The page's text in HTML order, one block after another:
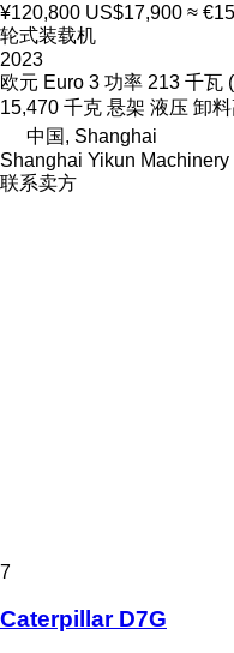
¥120,800 US$17,900 ≈
轮式装载机
2023
欧元 Euro 3 功率 213 千瓦
15,470 千克 悬架 液压 卸
中国, Shanghai
Shanghai Yikun Machinery
联系卖方
7
Caterpillar D7G